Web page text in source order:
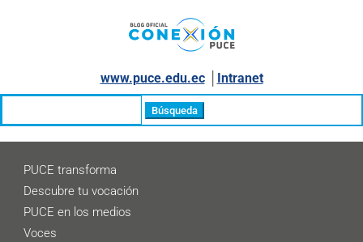
www.puce.edu.ec│ Intranet
PUCE transforma
Descubre tu vocación
PUCE en los medios
Voces